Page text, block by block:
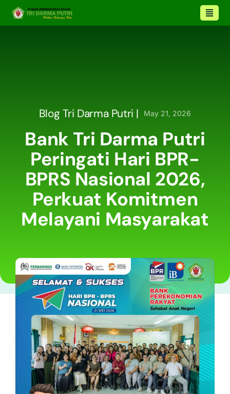
Blog Tri Darma Putri | May 21, 2026
Bank Tri Darma Putri
Peringati Hari BPR-
BPRS Nasional 2026,
Perkuat Komitmen
Melayani Masyarakat